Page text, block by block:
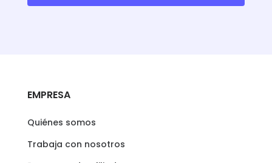
EMPRESA
Quiénes somos
Trabaja con nosotros